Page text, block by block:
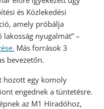
és Közlekedési
amely próbálja
nyugalmát” –
ése. Más források 3
bevezetőn.
hozott egy komoly
engednek a tüntetésre.
az M1 Híradóhoz,